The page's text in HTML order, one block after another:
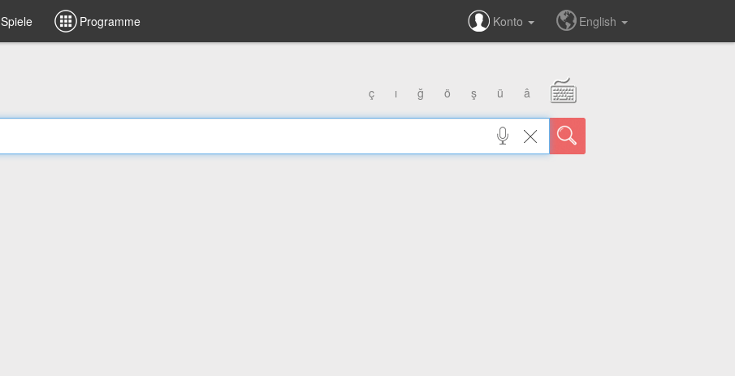
Spiele Programme Konto English
ç ı ğ ö ş ü â